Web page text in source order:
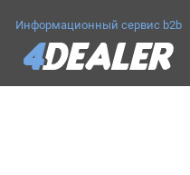
Информационный сервис b2b